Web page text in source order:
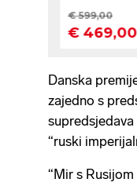
Danska
zajedno s
“ruski
“Mir s